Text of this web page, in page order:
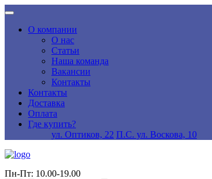
О компании
О нас
Статьи
Наша команда
Вакансии
Контакты
Контакты
Доставка
Оплата
Где купить?
ул. Оптиков, 22 П.С. ул. Воскова, 10
Пн-Пт: 10.00-19.00